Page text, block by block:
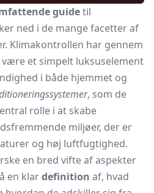
guidetil
ned i de mange facetter af
Klimakontrollen har gennem
et simpelt luksuselement
i både hjemmet og
, som de
rolle i at skabe
miljøer, der er
og høj luftfugtighed.
en bred vifte af aspekter
en klardefinition af, hvad